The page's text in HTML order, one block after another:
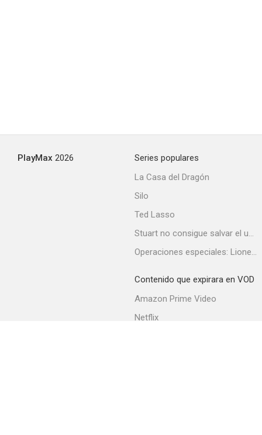
PlayMax 2026
Series populares
La Casa del Dragón
Silo
Ted Lasso
Stuart no consigue salvar el universo
Operaciones especiales: Lioness
Contenido que expirara en VOD
Amazon Prime Video
Netflix